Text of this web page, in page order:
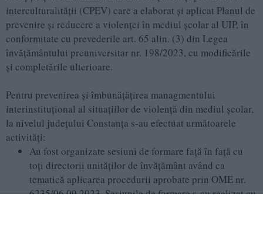
interculturalităţii (CPEV) care a elaborat și aplicat Planul de
prevenire şi reducere a violenţei în mediul şcolar al UIP, în
conformitate cu prevederile art. 65 alin. (3) din Legea
învăţământului preuniversitar nr. 198/2023, cu modificările
și completările ulterioare.
Pentru prevenirea și îmbunățățirea managmentului
interinstituțional al situațiilor de violență din mediul școlar,
la nivelul județului Constanța s-au efectuat următoarele
activități:
Au fost organizate sesiuni de formare față în față cu
toți directorii unităților de învățământ având ca
tematică aplicarea procedurii aprobate prin OME nr.
6235/06.09.2023. Sesiunile de formare s-au realizat cu